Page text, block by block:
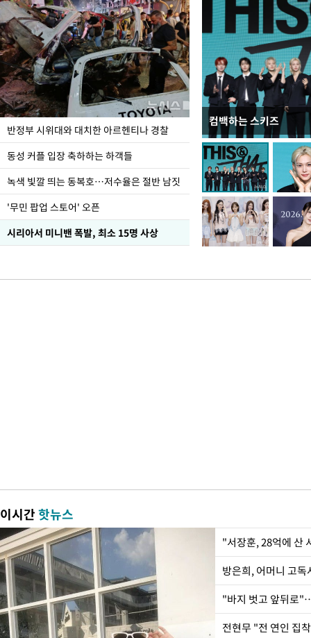
반정부 시위대와 대치한 아르헨티나 경찰
동성 커플 입장 축하하는 하객들
녹색 빛깔 띄는 동복호…저수율은 절반 남짓
'무민 팝업 스토어' 오픈
시리아서 미니밴 폭발, 최소 15명 사상
컴백하는 스키즈
지석천 뒤덮은 개구리
이시간핫뉴스
"서장훈, 28억에 산
방은희, 어머니 고
"바지 벗고 앞뒤로
전현무 "전 연인 집